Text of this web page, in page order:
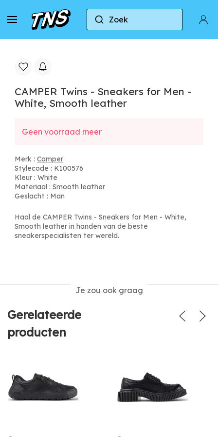
Zoek
Naar huis Camper CAMPER Twins - Sneakers
CAMPER Twins - Sneakers for Men -
White, Smooth leather
Geen voorraad meer
Merk : Camper
Stylecode : K100576
Kleur : White
Materiaal : Smooth leather
Geslacht : Man
Haal de CAMPER Twins - Sneakers for Men - White,
Smooth leather in handen van de beste
sneakerspecialisten ter wereld.
Je zou ook graag
Gerelateerde
producten